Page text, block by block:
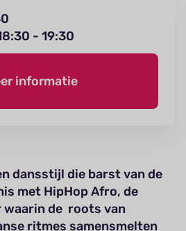
- 19:30
informatie
dansstijl die barst van de
met HipHop Afro, de
de roots van
ritmes samensmelten